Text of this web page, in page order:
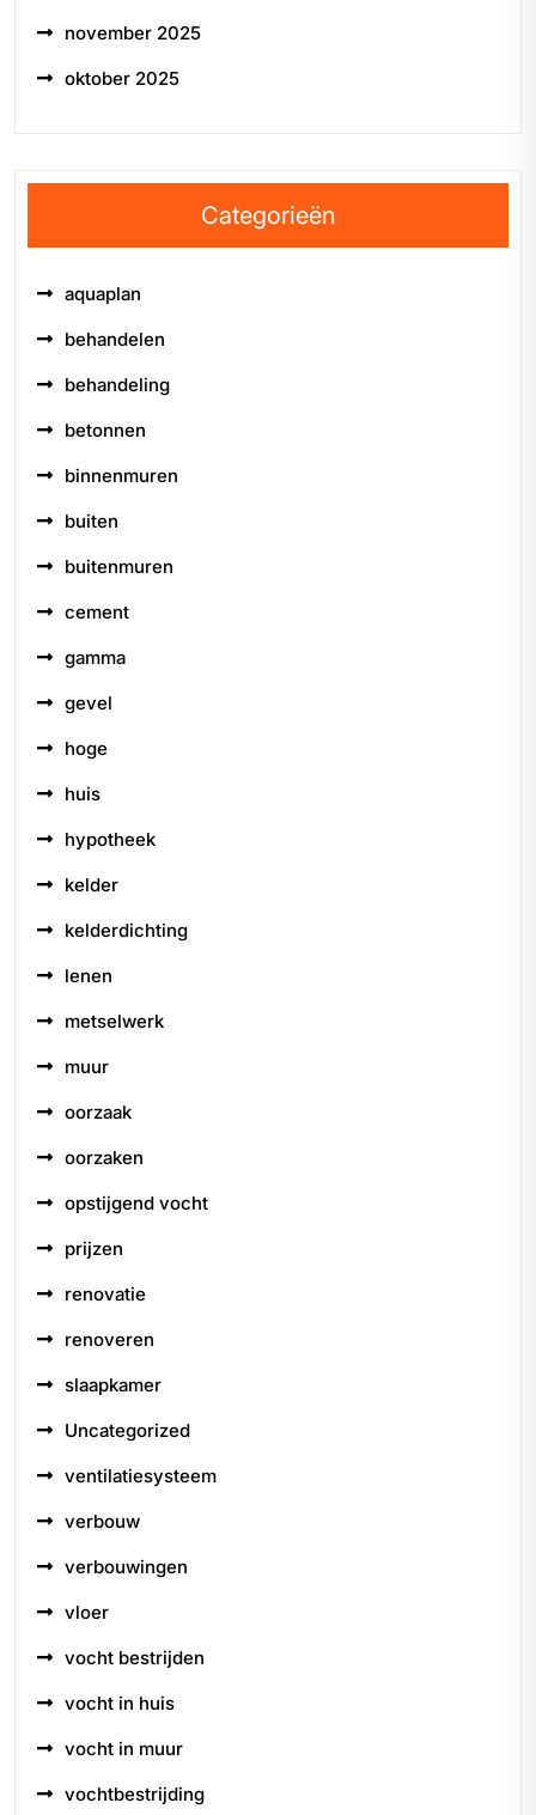
november 2025
oktober 2025
Categorieën
aquaplan
behandelen
behandeling
betonnen
binnenmuren
buiten
buitenmuren
cement
gamma
gevel
hoge
huis
hypotheek
kelder
kelderdichting
lenen
metselwerk
muur
oorzaak
oorzaken
opstijgend vocht
prijzen
renovatie
renoveren
slaapkamer
Uncategorized
ventilatiesysteem
verbouw
verbouwingen
vloer
vocht bestrijden
vocht in huis
vocht in muur
vochtbestrijding